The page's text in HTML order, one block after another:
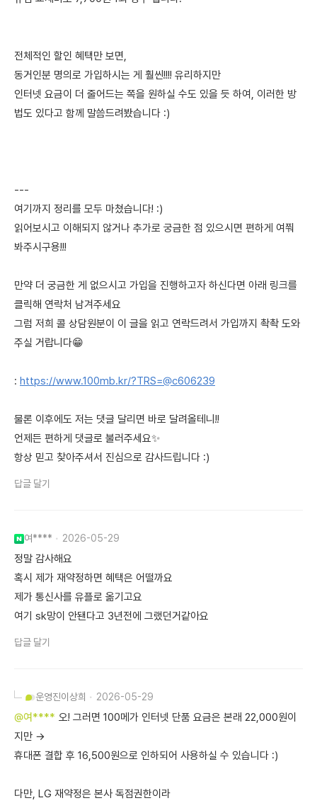
전체적인 할인 혜택만 보면,
동거인분 명의로 가입하시는 게 훨씬!!!! 유리하지만
인터넷 요금이 더 줄어드는 쪽을 원하실 수도 있을 듯 하여, 이러한 방
법도 있다고 함께 말씀드려봤습니다 :)
---
여기까지 정리를 모두 마쳤습니다! :)
읽어보시고 이해되지 않거나 추가로 궁금한 점 있으시면 편하게 여쭤
봐주시구용!!!
만약 더 궁금한 게 없으시고 가입을 진행하고자 하신다면 아래 링크를
클릭해 연락처 남겨주세요
그럼 저희 콜 상담원분이 이 글을 읽고 연락드려서 가입까지 촥촥 도와
주실 거랍니다😁
: https://www.100mb.kr/?TRS=@c606239
물론 이후에도 저는 댓글 달리면 바로 달려올테니!!
언제든 편하게 댓글로 불러주세요✨
항상 믿고 찾아주셔서 진심으로 감사드립니다 :)
답글 달기
여**** 2026-05-29
정말 감사해요
혹시 제가 재약정하면 혜택은 어떨까요
제가 통신사를 유플로 옮기고요
여기 sk망이 안됀다고 3년전에 그랬던거같아요
답글 달기
운영진이상희 2026-05-29
@여**** 오! 그러면 100메가 인터넷 단품 요금은 본래 22,000원이
지만 →
휴대폰 결합 후 16,500원으로 인하되어 사용하실 수 있습니다 :)
다만, LG 재약정은 본사 독점권한이라